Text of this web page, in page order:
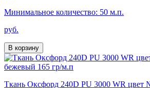
Минимальное количество: 50 м.п.
руб.
В корзину
Ткань Оксфорд 240D PU 3000 WR цвет